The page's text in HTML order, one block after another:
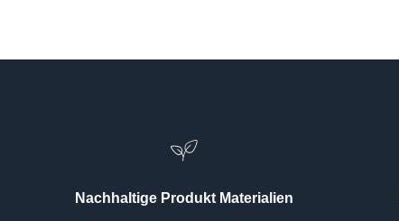
Nachhaltige Produkt Materialien